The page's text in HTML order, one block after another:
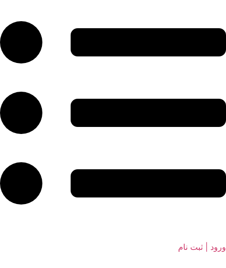
محتوا
ورود | ثبت نام